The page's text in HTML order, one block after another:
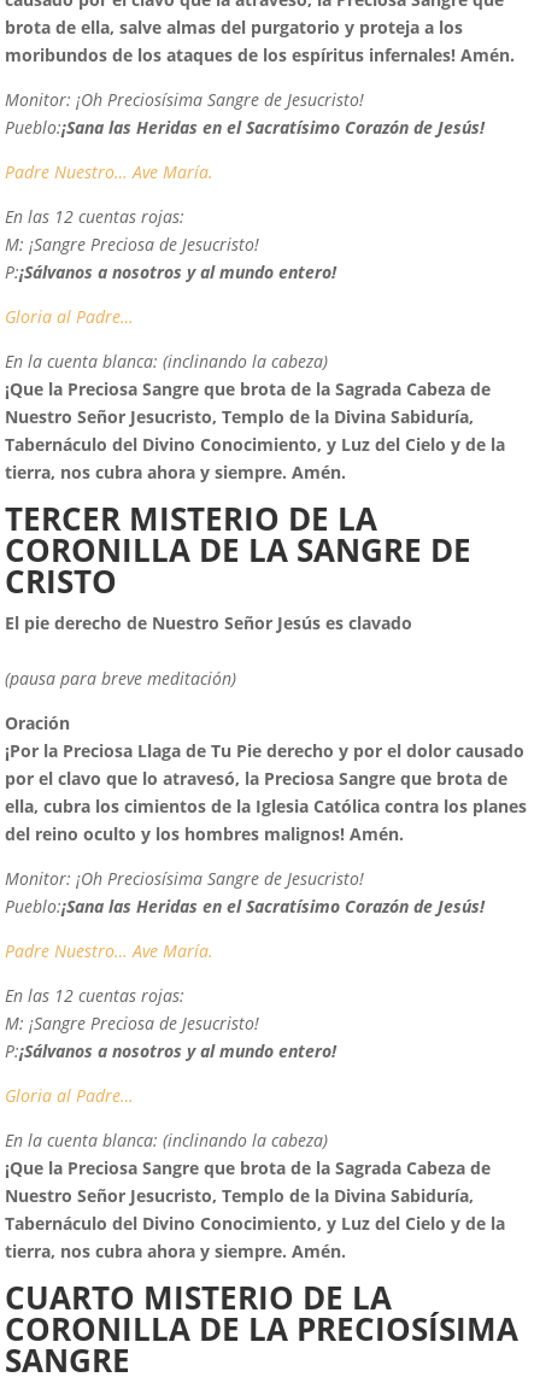
brota de ella, salve almas del purgatorio y proteja a los
moribundos de los ataques de los espíritus infernales! Amén.
Monitor: ¡Oh Preciosísima Sangre de Jesucristo!
Pueblo:¡Sana las Heridas en el Sacratísimo Corazón de Jesús!
Padre Nuestro…Ave María.
En las 12 cuentas rojas:
M: ¡Sangre Preciosa de Jesucristo!
P:¡Sálvanos a nosotros y al mundo entero!
Gloria al Padre…
En la cuenta blanca: (inclinando la cabeza)
¡Que la Preciosa Sangre que brota de la Sagrada Cabeza de
Nuestro Señor Jesucristo, Templo de la Divina Sabiduría,
Tabernáculo del Divino Conocimiento, y Luz del Cielo y de la
tierra, nos cubra ahora y siempre. Amén.
TERCER MISTERIO DE LA
CORONILLA DE LA SANGRE DE
CRISTO
El pie derecho de Nuestro Señor Jesús es clavado
(pausa para breve meditación)
Oración
¡Por la Preciosa Llaga de Tu Pie derecho y por el dolor causado
por el clavo que lo atravesó, la Preciosa Sangre que brota de
ella, cubra los cimientos de la Iglesia Católica contra los planes
del reino oculto y los hombres malignos! Amén.
Monitor: ¡Oh Preciosísima Sangre de Jesucristo!
Pueblo:¡Sana las Heridas en el Sacratísimo Corazón de Jesús!
Padre Nuestro…Ave María.
En las 12 cuentas rojas:
M: ¡Sangre Preciosa de Jesucristo!
P:¡Sálvanos a nosotros y al mundo entero!
Gloria al Padre…
En la cuenta blanca: (inclinando la cabeza)
¡Que la Preciosa Sangre que brota de la Sagrada Cabeza de
Nuestro Señor Jesucristo, Templo de la Divina Sabiduría,
Tabernáculo del Divino Conocimiento, y Luz del Cielo y de la
tierra, nos cubra ahora y siempre. Amén.
CUARTO MISTERIO DE LA
CORONILLA DE LA PRECIOSÍSIMA
SANGRE